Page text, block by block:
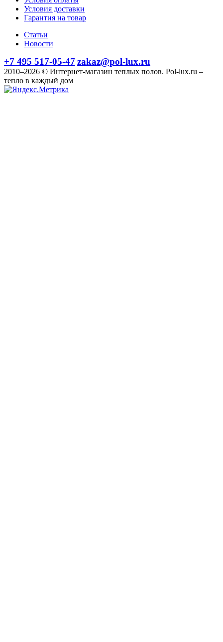
Условия доставки
Гарантия на товар
Статьи
Новости
+7 495 517-05-47 zakaz@pol-lux.ru
2010–2026 © Интернет-магазин теплых полов. Pol-lux.ru –
тепло в каждый дом